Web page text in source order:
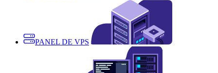
PANEL DE VPS